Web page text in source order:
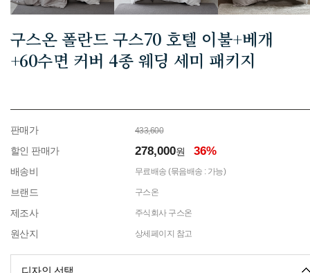
구스온 폴란드 구스70 호텔 이불+베개
+60수면 커버 4종 웨딩 세미 패키지
판매가 433,600
할인 판매가 278,000원 36%
배송비 무료배송 (묶음배송 : 가능)
브랜드 구스온
제조사 주식회사 구스온
원산지 상세페이지 참고
디자인 선택